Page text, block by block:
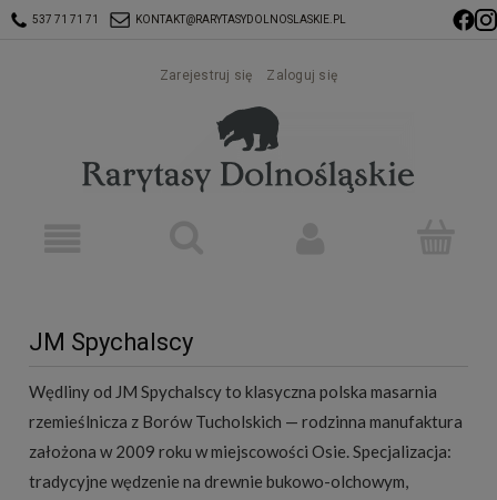
537 71 71 71 KONTAKT@RARYTASYDOLNOSLASKIE.PL
Zarejestruj się Zaloguj się
JM Spychalscy
Wędliny od JM Spychalscy to klasyczna polska masarnia
rzemieślnicza z Borów Tucholskich — rodzinna manufaktura
założona w 2009 roku w miejscowości Osie. Specjalizacja:
tradycyjne wędzenie na drewnie bukowo-olchowym,